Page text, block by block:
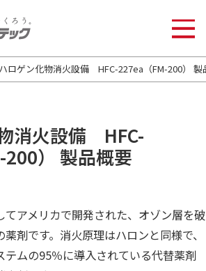
消火設備 HFC-
） 製品概要
ハロゲン化物消火設備 HFC-227ea（FM-200） 製
てアメリカで開発された、オゾン層を破
剤です。消火原理はハロンと同様で、
テムの95％に導入されている代替薬剤